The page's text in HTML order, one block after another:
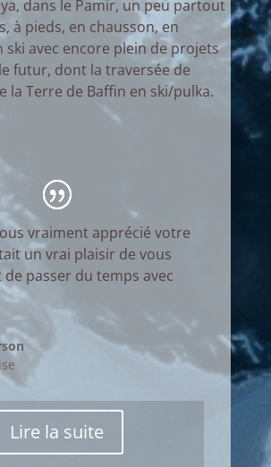
dans le Pamir, un peu partout
à pieds, en chausson, en
ski avec encore plein de projets
futur, dont la traversée de
la Terre de Baffin en ski/pulka.
vraiment apprécié votre
un vrai plaisir de vous
passer du temps avec
Lire la suite